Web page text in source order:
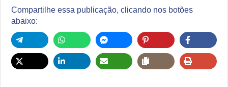
Compartilhe essa publicação, clicando nos botões
abaixo: